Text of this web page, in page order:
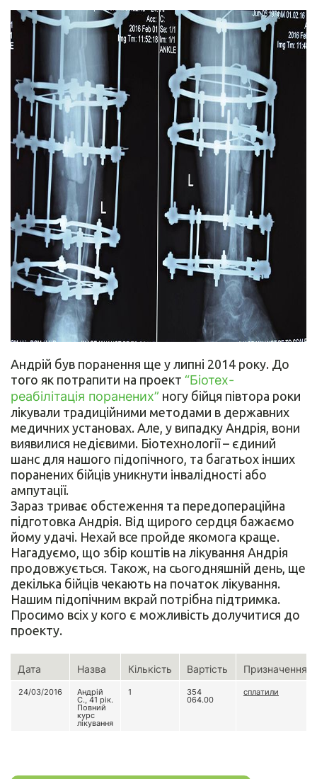
Андрій був поранення ще у липні 2014 року. До
того як потрапити на проект “Біотех-
реабілітація поранених” ногу бійця півтора роки
лікували традиційними методами в державних
медичних установах. Але, у випадку Андрія, вони
виявилися недієвими. Біотехнології – єдиний
шанс для нашого підопічного, та багатьох інших
поранених бійців уникнути інвалідності або
ампутації.
Зараз триває обстеження та передопераційна
підготовка Андрія. Від щирого сердця бажаємо
йому удачі. Нехай все пройде якомога краще.
Нагадуємо, що збір коштів на лікування Андрія
продовжується. Також, на сьогодняшній день, ще
декілька бійців чекають на початок лікування.
Нашим підопічним вкрай потрібна підтримка.
Просимо всіх у кого є можливість долучитися до
проекту.
Дата Назва Кількість Вартість Призначення
24/03/2016 Андрій
С., 41 рік.
Повний
курс
лікування
1 354
064.00
сплатили